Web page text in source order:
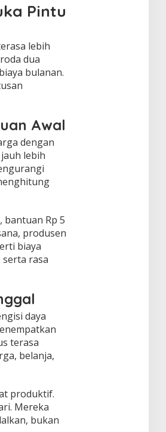
Pintu
lebih
dua
bulanan.
Awal
dengan
lebih
Rp 5
produsen
biaya
rasa
daya
terasa
belanja,
produktif.
Mereka
bukan